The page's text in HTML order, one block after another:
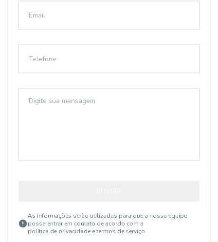
As informações serão utilizadas para que a nossa equipe
possa entrar em contato de acordo com a
política de privacidade e termos de serviço